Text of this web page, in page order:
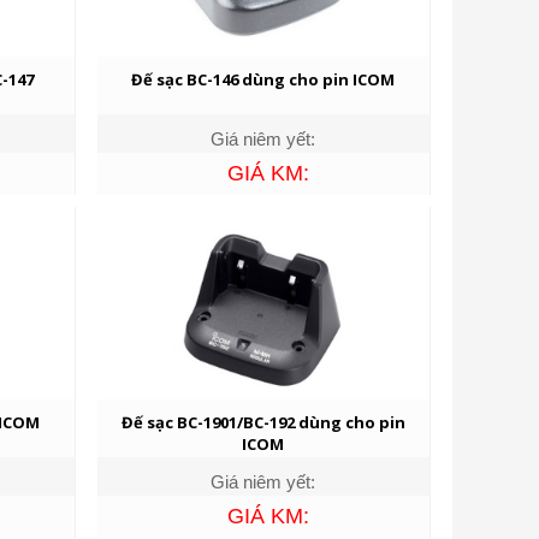
147 Đế sạc BC-146 dùng cho pin ICOM
Giá niêm yết:
GIÁ KM:
Đế sạc BC-1901/BC-192 dùng cho pin
ICOM
Giá niêm yết:
GIÁ KM: